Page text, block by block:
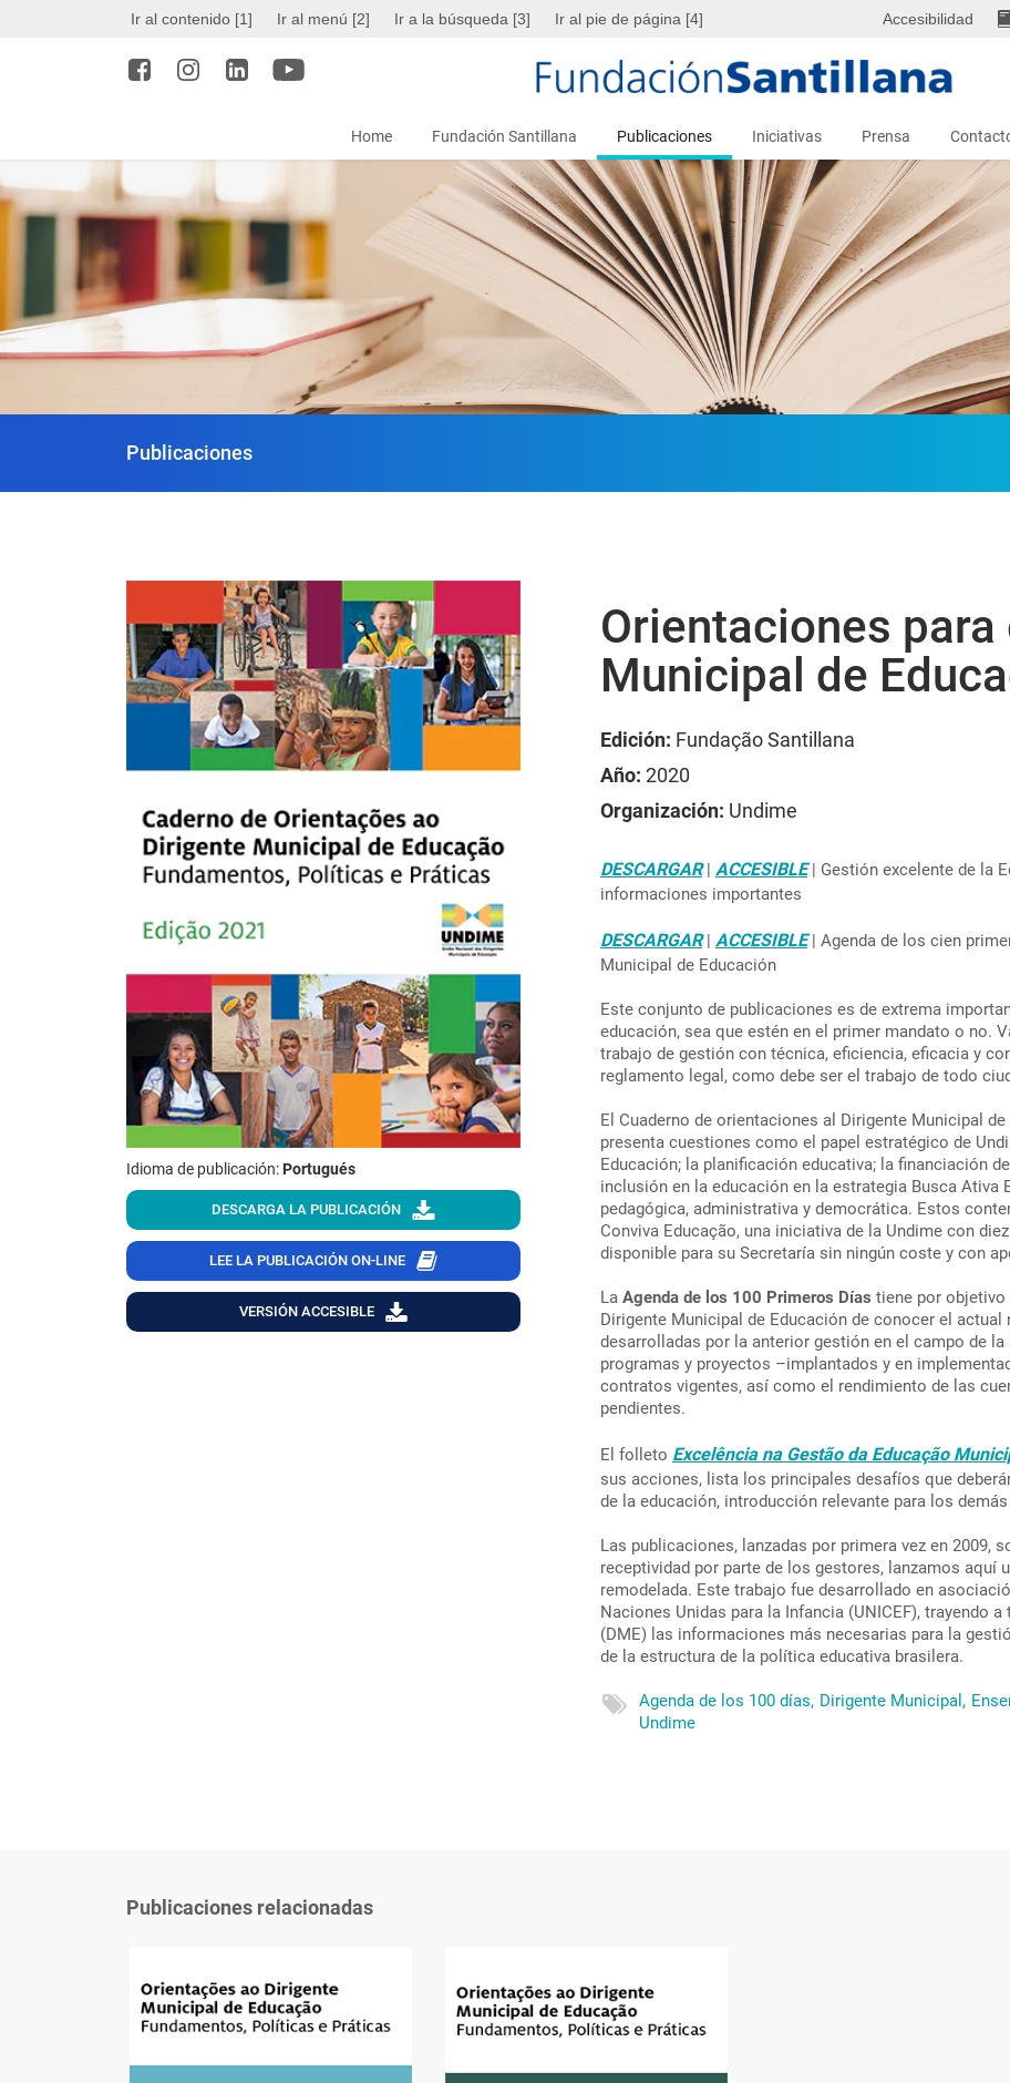
Ir al contenido [1] Ir al menú [2] Ir a la búsqueda [3] Ir al pie de página [4] Accesibilidad
Home Fundación Santillana Publicaciones Iniciativas Prensa
Publicaciones
Orientaciones
Municipal de
Edición: Fundação Santillana
Año: 2020
Organización: Undime
DESCARGAR| ACCESIBLE| Gestión excelente de la
informaciones importantes
DESCARGAR| ACCESIBLE| Agenda de los cien
Municipal de Educación
Este conjunto de publicaciones es de extrema
educación, sea que estén en el primer mandato o no.
trabajo de gestión con técnica, eficiencia, eficacia y
reglamento legal, como debe ser el trabajo de todo
El Cuaderno de orientaciones al Dirigente Municipal
presenta cuestiones como el papel estratégico de
Educación; la planificación educativa; la financiación
inclusión en la educación en la estrategia Busca
pedagógica, administrativa y democrática. Estos
Conviva Educação, una iniciativa de la Undime con
disponible para su Secretaría sin ningún coste y con
La Agenda de los 100 Primeros Días tiene por objetivo
Dirigente Municipal de Educación de conocer el
desarrolladas por la anterior gestión en el campo de
programas y proyectos –implantados y en
contratos vigentes, así como el rendimiento de las
pendientes.
El folleto Excelência na Gestão da Educação
sus acciones, lista los principales desafíos que
de la educación, introducción relevante para los
Las publicaciones, lanzadas por primera vez en 2009,
receptividad por parte de los gestores, lanzamos aquí
remodelada. Este trabajo fue desarrollado en
Naciones Unidas para la Infancia (UNICEF), trayendo
(DME) las informaciones más necesarias para la
de la estructura de la política educativa brasilera.
Agenda de los 100 días, Dirigente Municipal,
Undime
Idioma de publicación: Portugués
DESCARGA LA PUBLICACIÓN
LEE LA PUBLICACIÓN ON-LINE
VERSIÓN ACCESIBLE
Publicaciones relacionadas